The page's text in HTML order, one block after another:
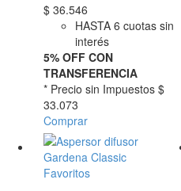
$ 36.546
HASTA 6 cuotas sin
interés
5% OFF CON
TRANSFERENCIA
* Precio sin Impuestos $
33.073
Comprar
Favoritos